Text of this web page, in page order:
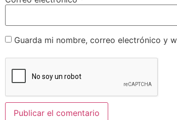
Guarda mi nombre, correo electrónico y